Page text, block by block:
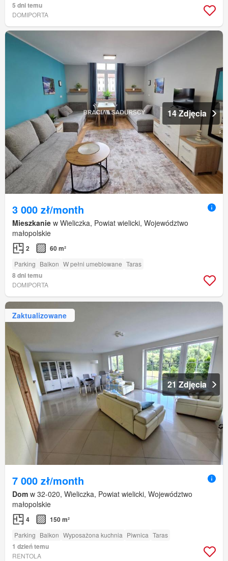
5 dni temu
DOMIPORTA
14 Zdjęcia
3 000 zł/month
Mieszkanie w Wieliczka, Powiat wielicki, Województwo
małopolskie
2 60 m²
Parking Balkon W pełni umeblowane Taras
8 dni temu
DOMIPORTA
Zaktualizowane
21 Zdjęcia
7 000 zł/month
Dom w 32-020, Wieliczka, Powiat wielicki, Województwo
małopolskie
4 150 m²
Parking Balkon Wyposażona kuchnia Piwnica Taras
1 dzień temu
RENTOLA